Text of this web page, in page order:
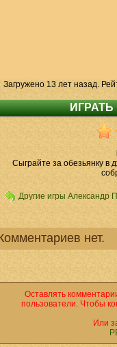
Загружено 13 лет назад.
Сыграйте за обезьянку в
Другие игры Александр
нет.
Оставлять
пользователи. Чтобы
Или